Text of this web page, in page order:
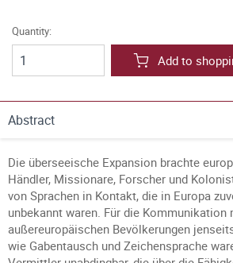
Quantity:
Add to
Abstract
Die überseeische Expansion brachte
Händler, Missionare, Forscher und
von Sprachen in Kontakt, die in Europa
unbekannt waren. Für die Kommunikation
außereuropäischen Bevölkerungen
wie Gabentausch und Zeichensprache